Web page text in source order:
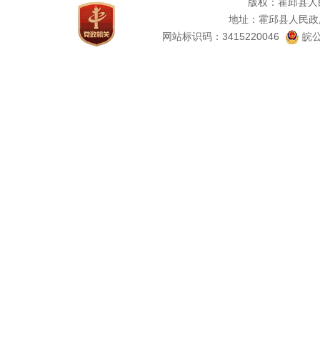
地址：霍邱县人民
网站标识码：3415220046
皖